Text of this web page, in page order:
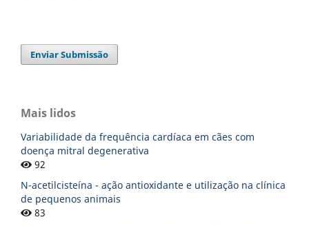
Enviar Submissão
Mais lidos
Variabilidade da frequência cardíaca em cães com
doença mitral degenerativa
92
N-acetilcisteína - ação antioxidante e utilização na clínica
de pequenos animais
83